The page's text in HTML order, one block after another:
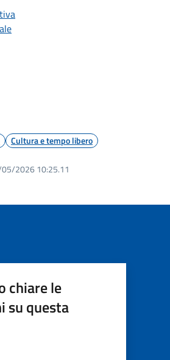
Cultura e tempo libero
2026 10:25.11
chiare le
su questa